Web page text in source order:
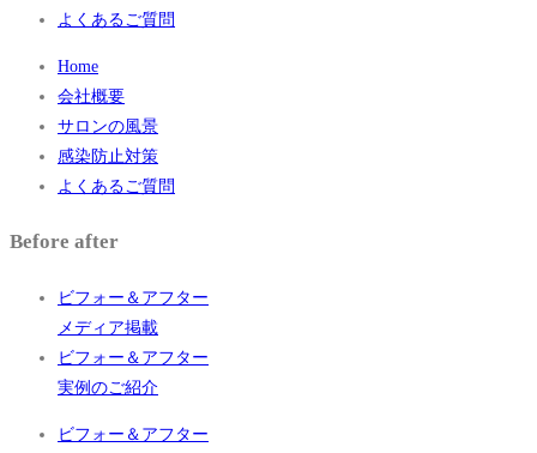
よくあるご質問
Home
会社概要
サロンの風景
感染防止対策
よくあるご質問
Before after
ビフォー＆アフター
メディア掲載
ビフォー＆アフター
実例のご紹介
ビフォー＆アフター